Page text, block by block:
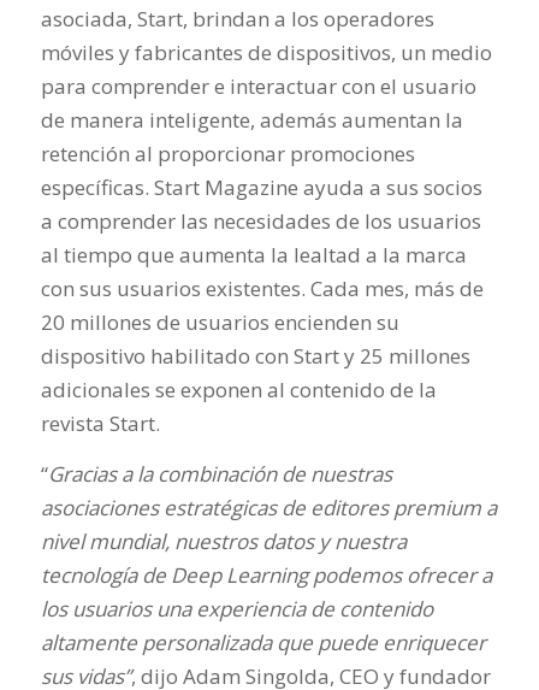
asociada, Start, brindan a los operadores
móviles y fabricantes de dispositivos, un medio
para comprender e interactuar con el usuario
de manera inteligente, además aumentan la
retención al proporcionar promociones
específicas. Start Magazine ayuda a sus socios
a comprender las necesidades de los usuarios
al tiempo que aumenta la lealtad a la marca
con sus usuarios existentes. Cada mes, más de
20 millones de usuarios encienden su
dispositivo habilitado con Start y 25 millones
adicionales se exponen al contenido de la
revista Start.
“Gracias a la combinación de nuestras
asociaciones estratégicas de editores premium a
nivel mundial, nuestros datos y nuestra
tecnología de Deep Learning podemos ofrecer a
los usuarios una experiencia de contenido
altamente personalizada que puede enriquecer
sus vidas”, dijo Adam Singolda, CEO y fundador